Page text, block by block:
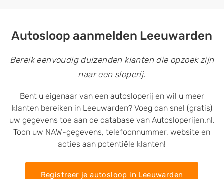
Autosloop aanmelden Leeuwarden
Bereik eenvoudig duizenden klanten die opzoek zijn
naar een sloperij.
Bent u eigenaar van een autosloperij en wil u meer
klanten bereiken in Leeuwarden? Voeg dan snel (gratis)
uw gegevens toe aan de database van Autosloperijen.nl.
Toon uw NAW-gegevens, telefoonnummer, website en
acties aan potentiële klanten!
Registreer je autosloop in Leeuwarden